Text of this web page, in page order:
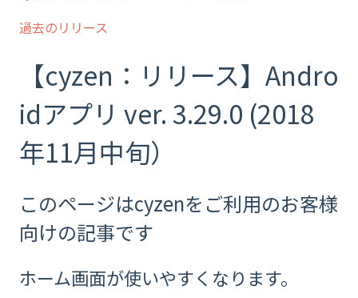
過去のリリース
【cyzen：リリース】Andro
idアプリ ver. 3.29.0 (2018
年11月中旬）
このページはcyzenをご利用のお客様
向けの記事です
ホーム画面が使いやすくなります。